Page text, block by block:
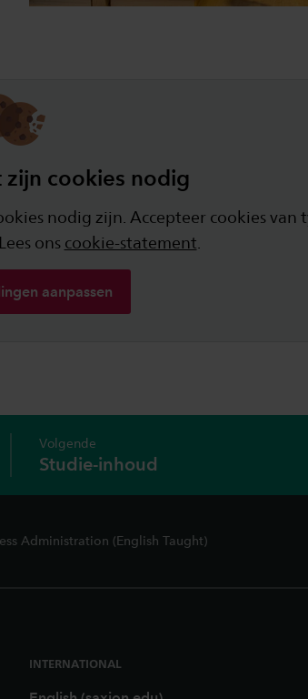
cookies nodig
nodig zijn. Accepteer cookies
ons cookie-statement
aanpassen
Volgende
Studie-inhoud
Administration (English Taught)
INTERNATIONAL